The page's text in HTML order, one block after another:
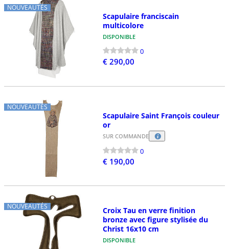
NOUVEAUTÉS
Scapulaire franciscain
multicolore
DISPONIBLE
0
€ 290,00
NOUVEAUTÉS
Scapulaire Saint François couleur
or
SUR COMMANDE
0
€ 190,00
NOUVEAUTÉS
Croix Tau en verre finition
bronze avec figure stylisée du
Christ 16x10 cm
DISPONIBLE